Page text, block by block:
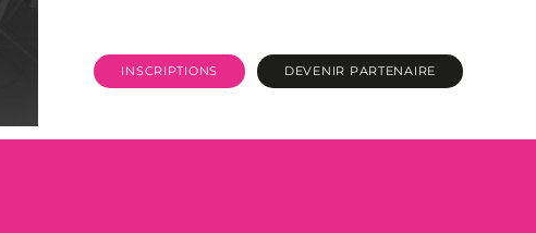
INSCRIPTIONS DEVENIR PARTENAIRE